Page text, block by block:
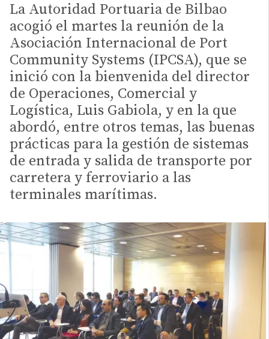
La Autoridad Portuaria de Bilbao
acogió el martes la reunión de la
Asociación Internacional de Port
Community Systems (IPCSA), que se
inició con la bienvenida del director
de Operaciones, Comercial y
Logística, Luis Gabiola, y en la que
abordó, entre otros temas, las buenas
prácticas para la gestión de sistemas
de entrada y salida de transporte por
carretera y ferroviario a las
terminales marítimas.